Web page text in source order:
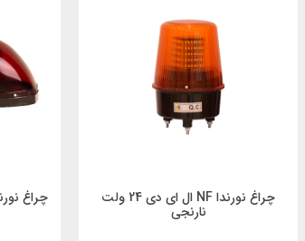
چراغ نورندا NF ال ای دی 24 ولت
نارنجی